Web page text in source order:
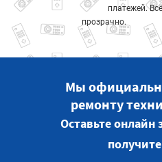
платежей.
прозрачно.
Мы
ремонту
Оставьте онлайн